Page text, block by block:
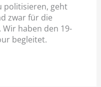
politisieren, geht
zwar für die
haben den 19-
begleitet.